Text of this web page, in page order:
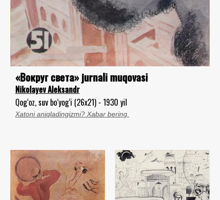
«Вокруг света» jurnali muqovasi
Nikolayev Aleksandr
Qog‘oz, suv bo‘yog‘i (26x21) - 1930 yil
Xatoni aniqladingizmi? Xabar bering.